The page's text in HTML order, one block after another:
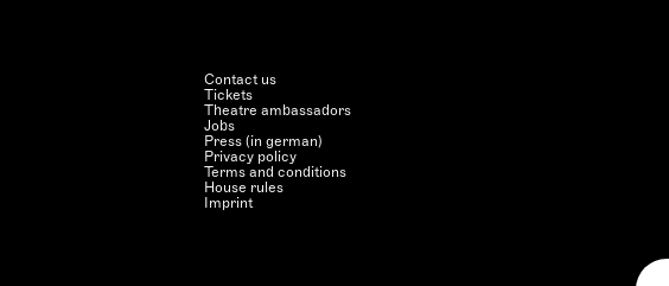
Contact us
Tickets
Theatre ambassadors
Jobs
Press (in german)
Privacy policy
Terms and conditions
House rules
Imprint